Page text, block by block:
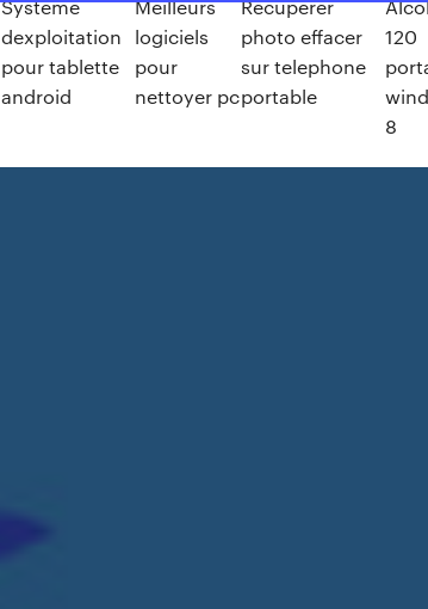
Systeme
dexploitation
pour tablette
android
Meilleurs
logiciels
pour
nettoyer pc
Recuperer
photo effacer
sur telephone
portable
120
8